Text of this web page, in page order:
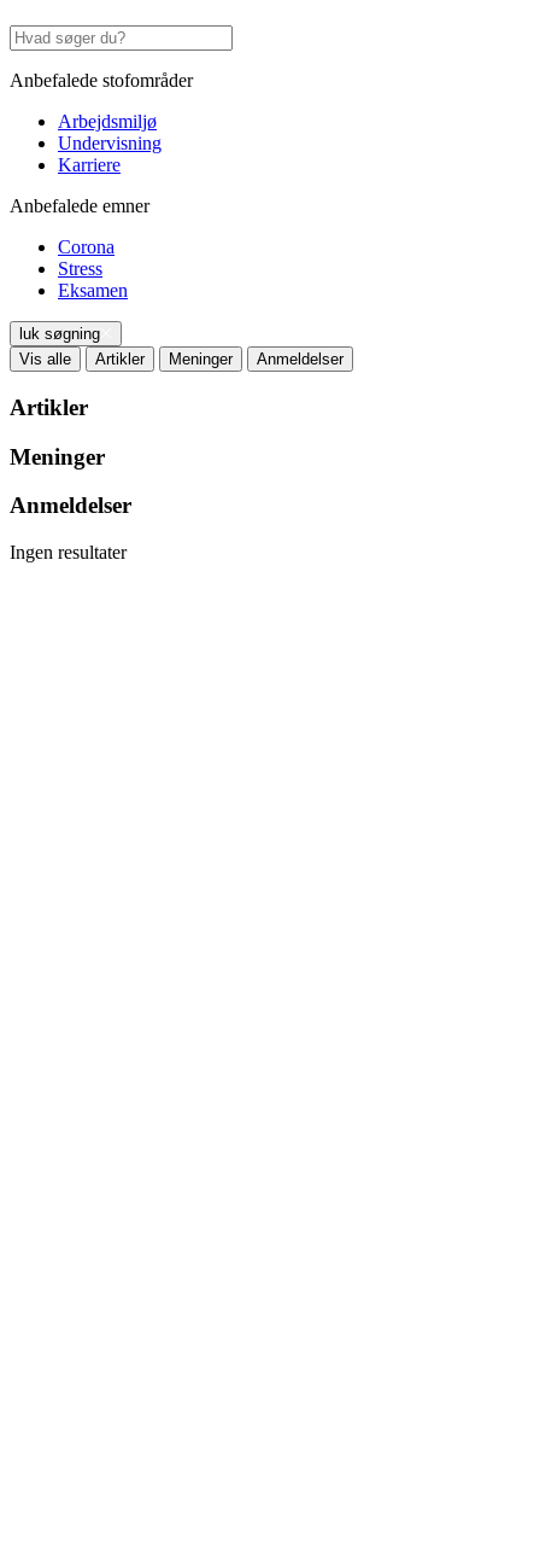
Anbefalede stofområder
Arbejdsmiljø
Undervisning
Karriere
Anbefalede emner
Corona
Stress
Eksamen
luk søgning
Vis alle
Artikler Meninger Anmeldelser
Artikler
Meninger
Anmeldelser
Ingen resultater